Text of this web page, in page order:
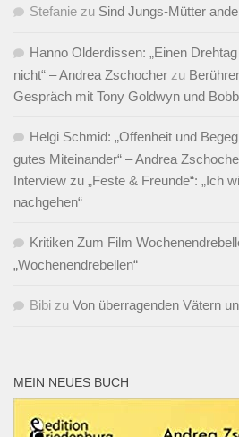
Stefanie zu Sind Jungs-Mütter
Hanno Olderdissen: „Einen
nicht“ – Andrea Zschocher zu
Gespräch mit Tony Goldwyn und
Helgi Schmid: „Offenheit und
gutes Miteinander“ – Andrea
Interview zu „Feste & Freunde“: „Ich
nachgehen“
Kritiken Zum Film
„Wochenendrebellen“
Bibi zu Von überragenden Vätern
MEIN NEUES BUCH